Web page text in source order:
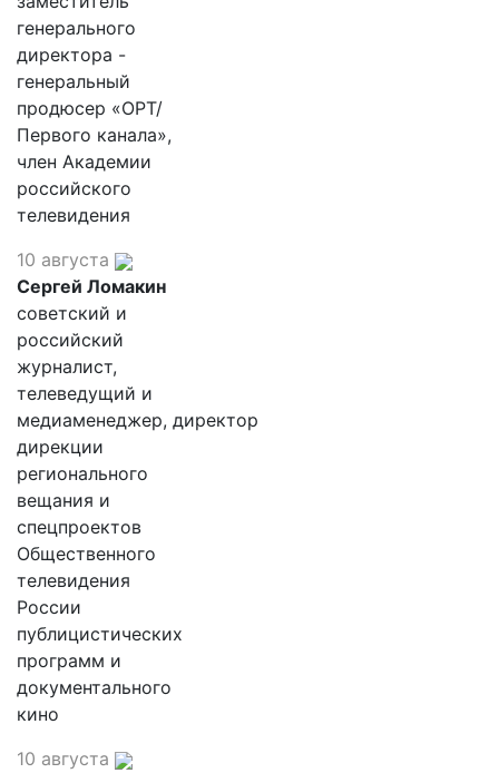
генерального
директора -
генеральный
продюсер «ОРТ/
Первого канала»,
член Академии
российского
телевидения
10 августа
Сергей Ломакин
советский и
российский
журналист,
телеведущий и
медиаменеджер, директор
дирекции
регионального
вещания и
спецпроектов
Общественного
телевидения
России
публицистических
программ и
документального
кино
10 августа